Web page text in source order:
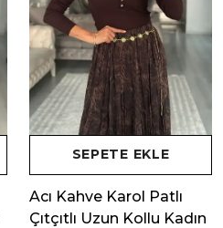
SEPETE EKLE
Acı Kahve Karol Patlı
Çıtçıtlı Uzun Kollu Kadın